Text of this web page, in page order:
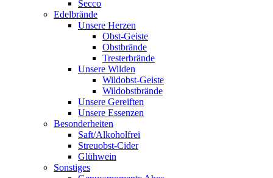
Secco
Edelbrände
Unsere Herzen
Obst-Geiste
Obstbrände
Tresterbrände
Unsere Wilden
Wildobst-Geiste
Wildobstbrände
Unsere Gereiften
Unsere Essenzen
Besonderheiten
Saft/Alkoholfrei
Streuobst-Cider
Glühwein
Sonstiges